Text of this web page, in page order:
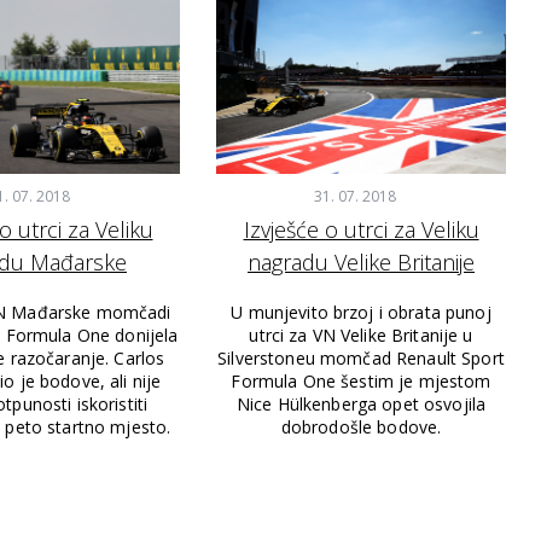
07. 2018
utrci za Veliku
Mađarske
Mađarske momčadi
One donijela
razočaranje. Carlos
je bodove, ali nije
iskoristiti
peto startno mjesto.
31. 07. 2018
Izvješće o utrci za Veliku
nagradu Velike Britanije
U munjevito brzoj i obrata punoj
utrci za VN Velike Britanije u
Silverstoneu momčad Renault Sport
Formula One šestim je mjestom
Nice Hülkenberga opet osvojila
dobrodošle bodove.